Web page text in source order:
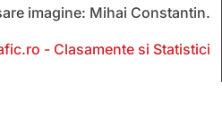
imagine: Mihai Constantin.